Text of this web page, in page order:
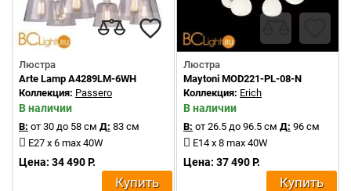
Люстра
Arte Lamp A4289LM-6WH
Коллекция: Passero
В наличии
В: от 30 до 58 см Д: 83 см
E27 x 6 max 40W
Цена: 34 490 Р.
Купить
Люстра
Maytoni MOD221-PL-08-N
Коллекция: Erich
В наличии
В: от 26.5 до 96.5 см Д: 96 см
E14 x 8 max 40W
Цена: 37 490 Р.
Купить